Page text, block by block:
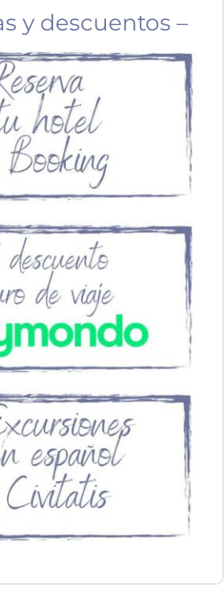
y descuentos –